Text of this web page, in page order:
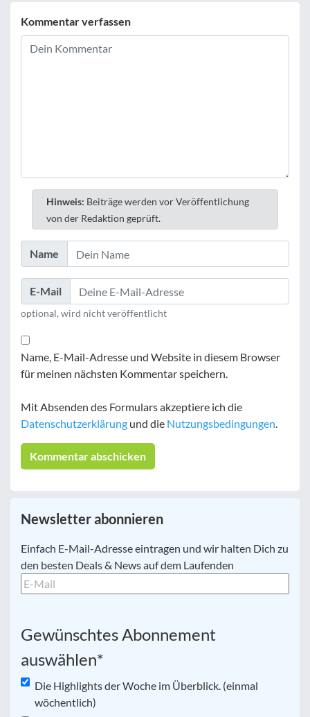
Kommentar verfassen
Hinweis: Beiträge werden vor Veröffentlichung
von der Redaktion geprüft.
Name
E-Mail
optional, wird nicht veröffentlicht
Name, E-Mail-Adresse und Website in diesem Browser
für meinen nächsten Kommentar speichern.
Mit Absenden des Formulars akzeptiere ich die
Datenschutzerklärung und die Nutzungsbedingungen.
Newsletter abonnieren
E-
Mail *
Einfach E-Mail-Adresse eintragen und wir halten Dich zu
den besten Deals & News auf dem Laufenden
Gewünschtes Abonnement
auswählen*
Die Highlights der Woche im Überblick. (einmal
wöchentlich)